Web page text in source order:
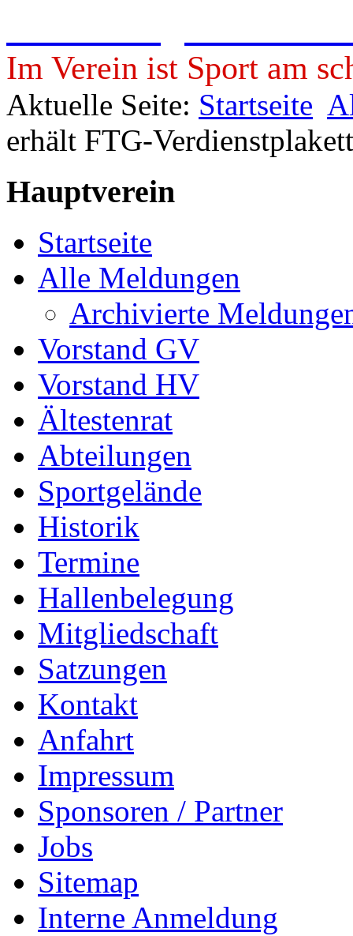
Im Verein ist Sport am
Aktuelle Seite: Startseite
erhält FTG-
Hauptverein
Startseite
Alle Meldungen
Archivierte
Vorstand GV
Vorstand HV
Ältestenrat
Abteilungen
Sportgelände
Historik
Termine
Hallenbelegung
Mitgliedschaft
Satzungen
Kontakt
Anfahrt
Impressum
Sponsoren / Partner
Jobs
Sitemap
Interne Anmeldung